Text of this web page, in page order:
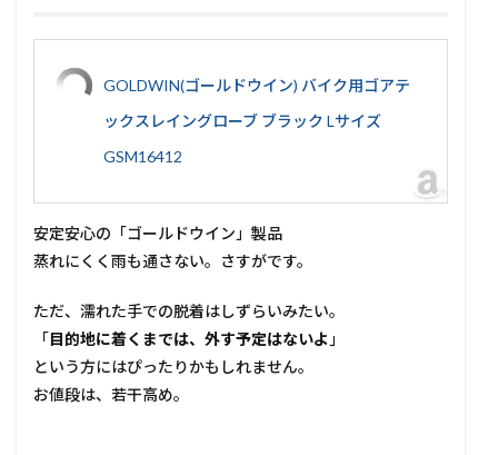
GOLDWIN(ゴールドウイン) バイク用ゴアテ
ックスレイングローブ ブラック Lサイズ
GSM16412
安定安心の「ゴールドウイン」製品
蒸れにくく雨も通さない。さすがです。
ただ、濡れた手での脱着はしずらいみたい。
「目的地に着くまでは、外す予定はないよ 」
という方にはぴったりかもしれません。
お値段は、若干高め。